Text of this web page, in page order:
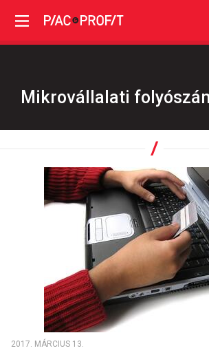
Mikrovállalati
2017. MÁRCIUS 13.